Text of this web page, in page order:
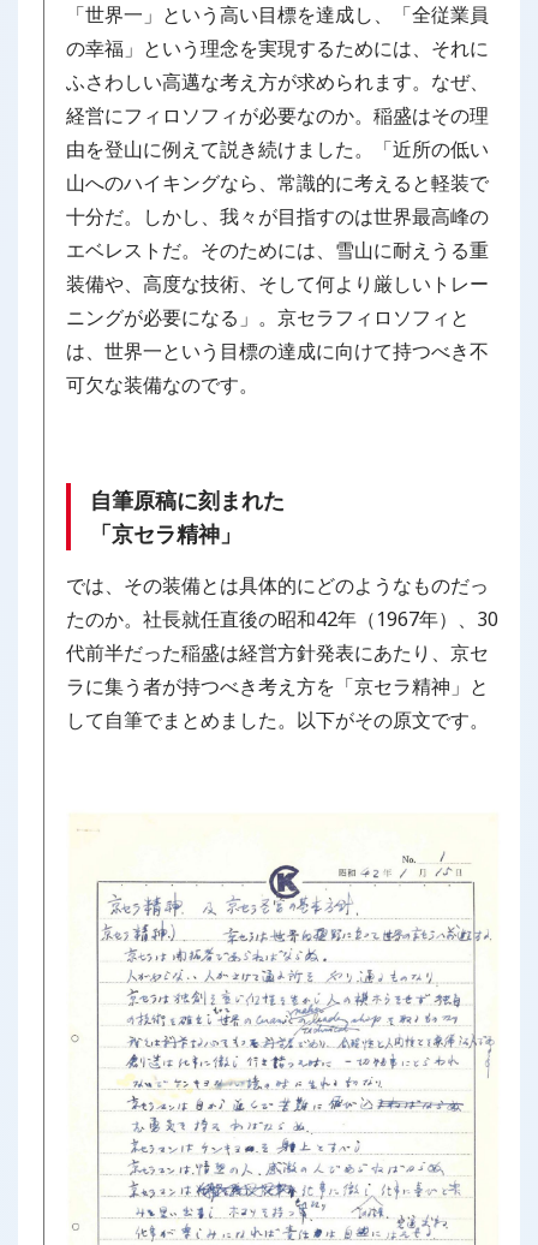
「世界一」という高い目標を達成し、「全従業員
の幸福」という理念を実現するためには、それに
ふさわしい高邁な考え方が求められます。なぜ、
経営にフィロソフィが必要なのか。稲盛はその理
由を登山に例えて説き続けました。「近所の低い
山へのハイキングなら、常識的に考えると軽装で
十分だ。しかし、我々が目指すのは世界最高峰の
エベレストだ。そのためには、雪山に耐えうる重
装備や、高度な技術、そして何より厳しいトレー
ニングが必要になる」。京セラフィロソフィと
は、世界一という目標の達成に向けて持つべき不
可欠な装備なのです。
自筆原稿に刻まれた
「京セラ精神」
では、その装備とは具体的にどのようなものだっ
たのか。社長就任直後の昭和42年（1967年）、30
代前半だった稲盛は経営方針発表にあたり、京セ
ラに集う者が持つべき考え方を「京セラ精神」と
して自筆でまとめました。以下がその原文です。